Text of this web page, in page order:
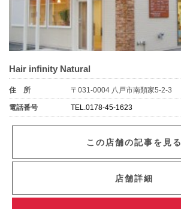
Hair infinity Natural
住 所 〒031-0004 八戸市南類家5-2-3
電話番号 TEL.0178-45-1623
この店舗の記事を見る
店舗詳細